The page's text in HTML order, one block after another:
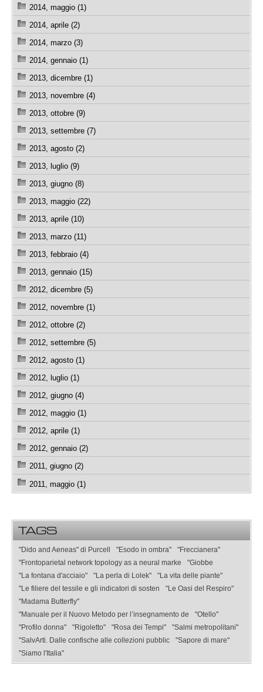
2014, maggio (1)
2014, aprile (2)
2014, marzo (3)
2014, gennaio (1)
2013, dicembre (1)
2013, novembre (4)
2013, ottobre (9)
2013, settembre (7)
2013, agosto (2)
2013, luglio (9)
2013, giugno (8)
2013, maggio (22)
2013, aprile (10)
2013, marzo (11)
2013, febbraio (4)
2013, gennaio (15)
2012, dicembre (5)
2012, novembre (1)
2012, ottobre (2)
2012, settembre (5)
2012, agosto (1)
2012, luglio (1)
2012, giugno (4)
2012, maggio (1)
2012, aprile (1)
2012, gennaio (2)
2011, giugno (2)
2011, maggio (1)
TAGS
"Dido and Aeneas" di Purcell "Esodo in ombra"
"Freccianera"
"Frontoparietal network topology as a neural marke
"Giobbe
"La fontana d'acciaio"
"La perla di Lolek"
"La vita delle piante"
"Le filiere del tessile e gli indicatori di sosten
"Le Oasi del Respiro"
"Madama Butterfly"
"Manuale per il Nuovo Metodo per l’insegnamento de
"Otello"
"Profilo donna"
"Rigoletto" "Rosa dei Tempi"
"Salmi metropolitani"
"SalvArti. Dalle confische alle collezioni pubblic
"Sapore di mare"
"Siamo l'Italia"